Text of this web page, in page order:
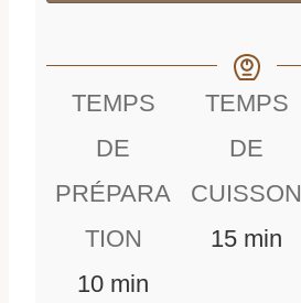
TEMPS
DE
PRÉPARA
TION
10mmin
TEMPS
DE
CUISSON
15mmin